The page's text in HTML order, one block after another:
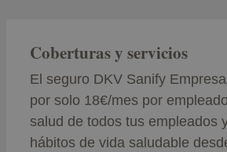
Coberturas y servicios
El seguro DKV Sanify
por solo 18€/mes por
salud de todos tus empleados
hábitos de vida saludable